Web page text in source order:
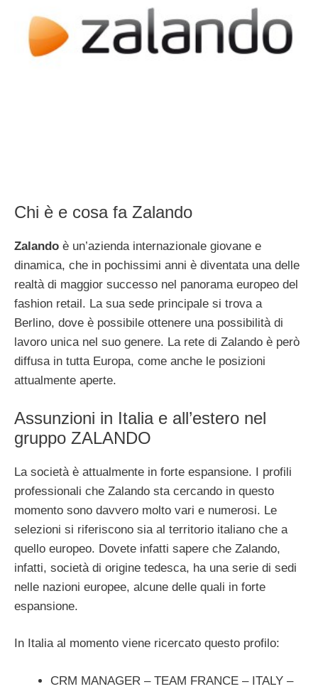
Chi è e cosa fa Zalando
Zalando è un’azienda internazionale giovane e
dinamica, che in pochissimi anni è diventata una delle
realtà di maggior successo nel panorama europeo del
fashion retail. La sua sede principale si trova a
Berlino, dove è possibile ottenere una possibilità di
lavoro unica nel suo genere. La rete di Zalando è però
diffusa in tutta Europa, come anche le posizioni
attualmente aperte.
Assunzioni in Italia e all’estero nel
gruppo ZALANDO
La società è attualmente in forte espansione. I profili
professionali che Zalando sta cercando in questo
momento sono davvero molto vari e numerosi. Le
selezioni si riferiscono sia al territorio italiano che a
quello europeo. Dovete infatti sapere che Zalando,
infatti, società di origine tedesca, ha una serie di sedi
nelle nazioni europee, alcune delle quali in forte
espansione.
In Italia al momento viene ricercato questo profilo:
CRM MANAGER – TEAM FRANCE – ITALY –